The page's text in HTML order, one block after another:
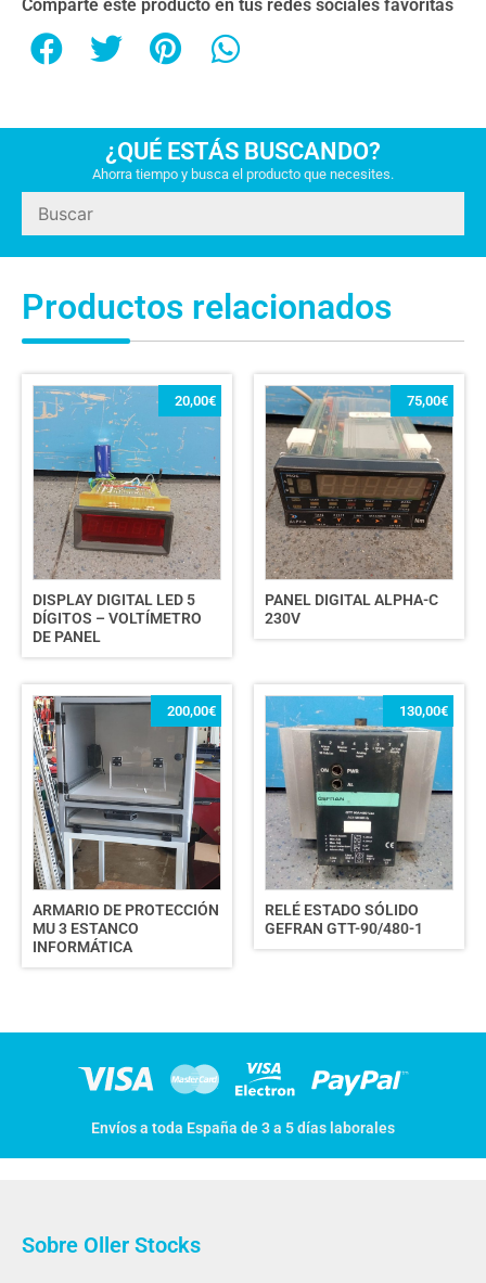
Comparte este producto en tus redes sociales favoritas
¿QUÉ ESTÁS BUSCANDO?
Ahorra tiempo y busca el producto que necesites.
Productos relacionados
DISPLAY DIGITAL LED 5
DÍGITOS – VOLTÍMETRO
DE PANEL
20,00€
PANEL DIGITAL ALPHA-C
230V
75,00€
ARMARIO DE PROTECCIÓN
MU 3 ESTANCO
INFORMÁTICA
200,00€
RELÉ ESTADO SÓLIDO
GEFRAN GTT-90/480-1
130,00€
Envíos a toda España de 3 a 5 días laborales
Sobre Oller Stocks